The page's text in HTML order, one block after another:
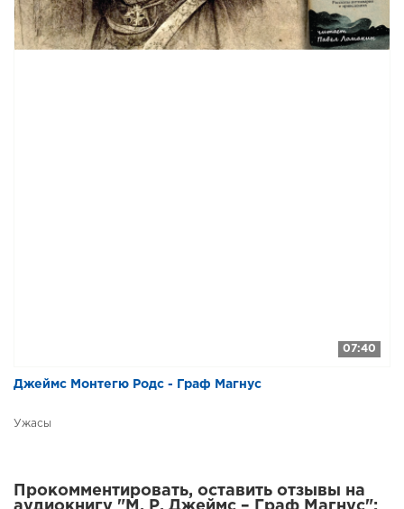
07:40
Джеймс Монтегю Родс - Граф Магнус
Ужасы
Прокомментировать, оставить отзывы на